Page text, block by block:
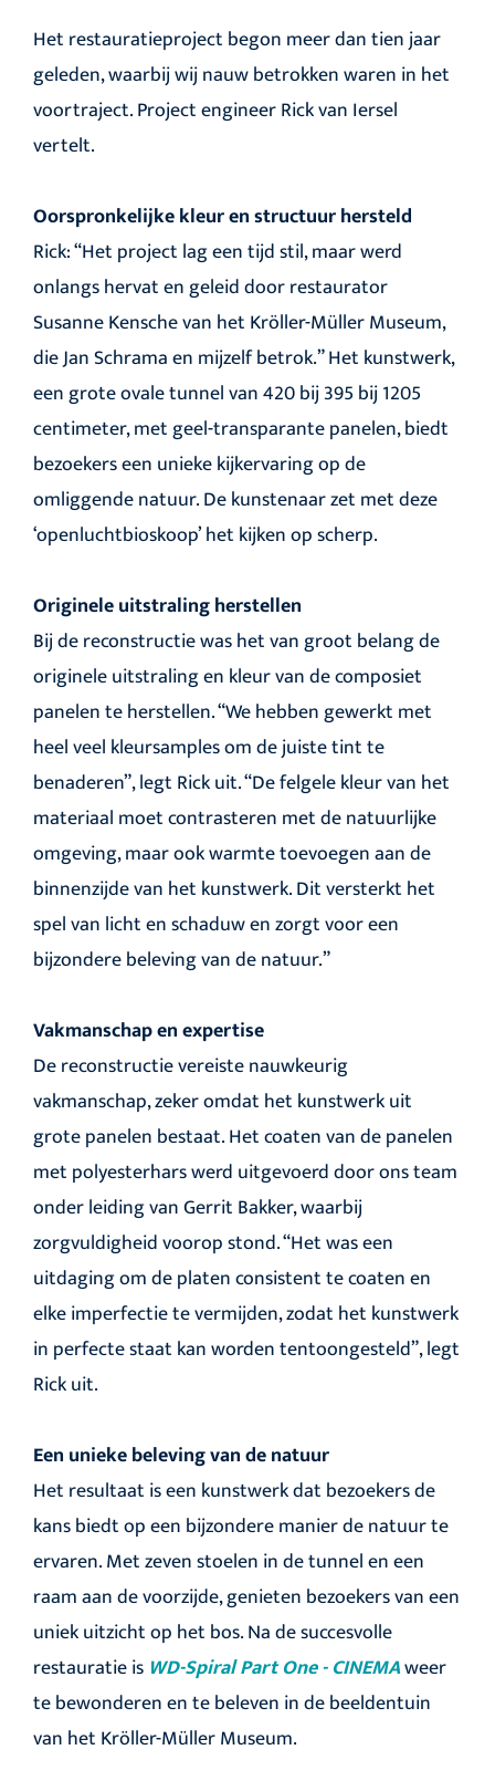
Het restauratieproject begon meer dan tien jaar
geleden, waarbij wij nauw betrokken waren in het
voortraject. Project engineer Rick van Iersel
vertelt.
Oorspronkelijke kleur en structuur hersteld
Rick: “Het project lag een tijd stil, maar werd
onlangs hervat en geleid door restaurator
Susanne Kensche van het Kröller-Müller Museum,
die Jan Schrama en mijzelf betrok.” Het kunstwerk,
een grote ovale tunnel van 420 bij 395 bij 1205
centimeter, met geel-transparante panelen, biedt
bezoekers een unieke kijkervaring op de
omliggende natuur. De kunstenaar zet met deze
‘openluchtbioskoop’ het kijken op scherp.
Originele uitstraling herstellen
Bij de reconstructie was het van groot belang de
originele uitstraling en kleur van de composiet
panelen te herstellen. “We hebben gewerkt met
heel veel kleursamples om de juiste tint te
benaderen”, legt Rick uit. “De felgele kleur van het
materiaal moet contrasteren met de natuurlijke
omgeving, maar ook warmte toevoegen aan de
binnenzijde van het kunstwerk. Dit versterkt het
spel van licht en schaduw en zorgt voor een
bijzondere beleving van de natuur.”
Vakmanschap en expertise
De reconstructie vereiste nauwkeurig
vakmanschap, zeker omdat het kunstwerk uit
grote panelen bestaat. Het coaten van de panelen
met polyesterhars werd uitgevoerd door ons team
onder leiding van Gerrit Bakker, waarbij
zorgvuldigheid voorop stond. “Het was een
uitdaging om de platen consistent te coaten en
elke imperfectie te vermijden, zodat het kunstwerk
in perfecte staat kan worden tentoongesteld”, legt
Rick uit.
Een unieke beleving van de natuur
Het resultaat is een kunstwerk dat bezoekers de
kans biedt op een bijzondere manier de natuur te
ervaren. Met zeven stoelen in de tunnel en een
raam aan de voorzijde, genieten bezoekers van een
uniek uitzicht op het bos. Na de succesvolle
restauratie is WD-Spiral Part One - CINEMAweer
te bewonderen en te beleven in de beeldentuin
van het Kröller-Müller Museum.